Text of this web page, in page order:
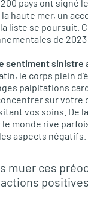
pays ont signé
haute mer, un
liste se poursuit.
de 2023
sentiment sinistre
le corps plein
palpitations
sur votre
vos soins. De
le monde rive
aspects négatifs.
muer ces